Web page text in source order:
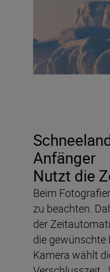
Anfänger
Nutzt die
Beim
zu beachten.
der
die gewünschte
Kamera wählt